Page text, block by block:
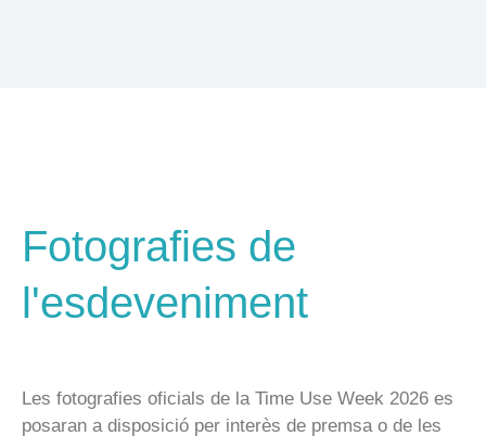
Fotografies de
l'esdeveniment
Les fotografies oficials de la Time Use Week 2026 es
posaran a disposició per interès de premsa o de les